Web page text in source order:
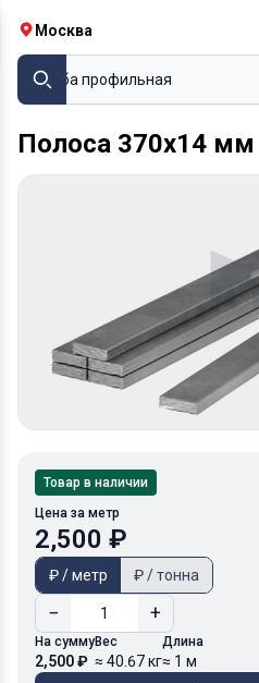
Москва
Труба профильная
Полоса 370х14 мм
Товар в наличии
Цена за метр
2,500 ₽
₽ / метр ₽ / тонна
− +
На сумму
2,500 ₽
Вес
≈ 40.67 кг
Длина
≈ 1 м